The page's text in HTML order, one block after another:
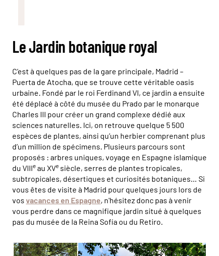
Le Jardin botanique royal
C’est à quelques pas de la gare principale, Madrid –
Puerta de Atocha, que se trouve cette véritable oasis
urbaine. Fondé par le roi Ferdinand VI, ce jardin a ensuite
été déplacé à côté du musée du Prado par le monarque
Charles III pour créer un grand complexe dédié aux
sciences naturelles. Ici, on retrouve quelque 5 500
espèces de plantes, ainsi qu’un herbier comprenant plus
d’un million de spécimens. Plusieurs parcours sont
proposés : arbres uniques, voyage en Espagne islamique
du VIIIe au XVe siècle, serres de plantes tropicales,
subtropicales, désertiques et curiosités botaniques… Si
vous êtes de visite à Madrid pour quelques jours lors de
vos vacances en Espagne, n'hésitez donc pas à venir
vous perdre dans ce magnifique jardin situé à quelques
pas du musée de la Reina Sofía ou du Retiro.